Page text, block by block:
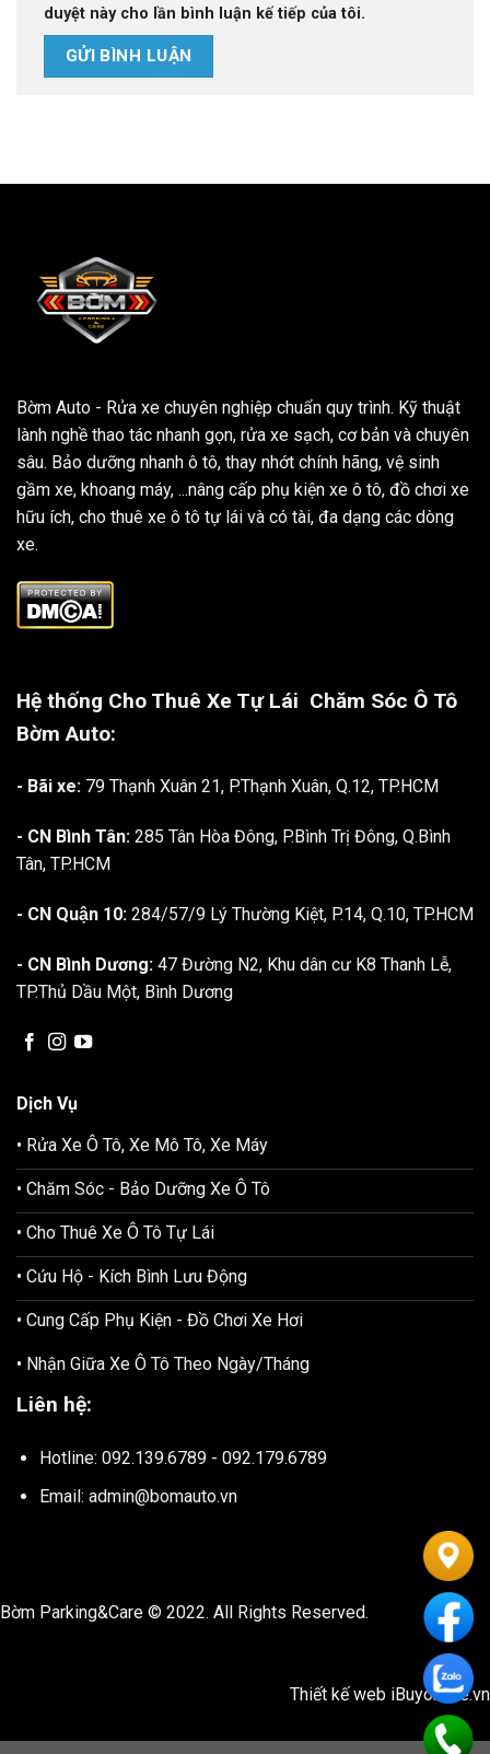
duyệt này cho lần bình luận kế tiếp của tôi.
Bờm Auto - Rửa xe chuyên nghiệp chuẩn quy trình. Kỹ thuật
lành nghề thao tác nhanh gọn, rửa xe sạch, cơ bản và chuyên
sâu. Bảo dưỡng nhanh ô tô, thay nhớt chính hãng, vệ sinh
gầm xe, khoang máy, ...nâng cấp phụ kiện xe ô tô, đồ chơi xe
hữu ích, cho thuê xe ô tô tự lái và có tài, đa dạng các dòng
xe.
Hệ thống Cho Thuê Xe Tự Lái Chăm Sóc Ô Tô
Bờm Auto:
- Bãi xe: 79 Thạnh Xuân 21, P.Thạnh Xuân, Q.12, TP.HCM
- CN Bình Tân: 285 Tân Hòa Đông, P.Bình Trị Đông, Q.Bình
Tân, TP.HCM
- CN Quận 10: 284/57/9 Lý Thường Kiệt, P.14, Q.10, TP.HCM
- CN Bình Dương: 47 Đường N2, Khu dân cư K8 Thanh Lễ,
TP.Thủ Dầu Một, Bình Dương
Dịch Vụ
• Rửa Xe Ô Tô, Xe Mô Tô, Xe Máy
• Chăm Sóc - Bảo Dưỡng Xe Ô Tô
• Cho Thuê Xe Ô Tô Tự Lái
• Cứu Hộ - Kích Bình Lưu Động
• Cung Cấp Phụ Kiện - Đồ Chơi Xe Hơi
• Nhận Giữa Xe Ô Tô Theo Ngày/Tháng
Liên hệ:
Hotline: 092.139.6789 - 092.179.6789
Email: admin@bomauto.vn
Bờm Parking&Care © 2022. All Rights Reserved.
Thiết kế web iBuyonline.vn